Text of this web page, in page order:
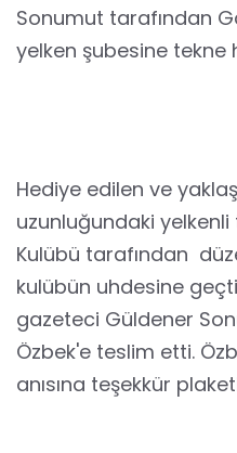
Sonumut tarafından
yelken şubesine tekne
Hediye edilen ve
uzunluğundaki
Kulübü tarafından
kulübün uhdesine
gazeteci Güldener
Özbek'e teslim etti.
anısına teşekkür